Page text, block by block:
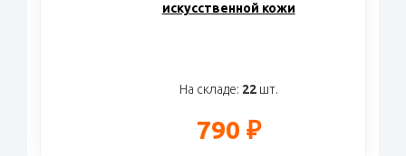
искусственной кожи
На складе: 22шт.
790 ₽